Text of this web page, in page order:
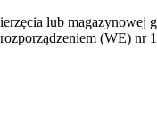
lub
(WE) nr